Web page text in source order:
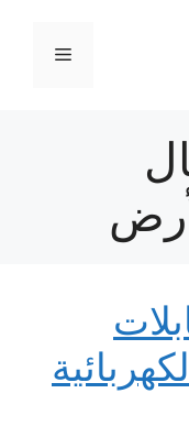
القائمة